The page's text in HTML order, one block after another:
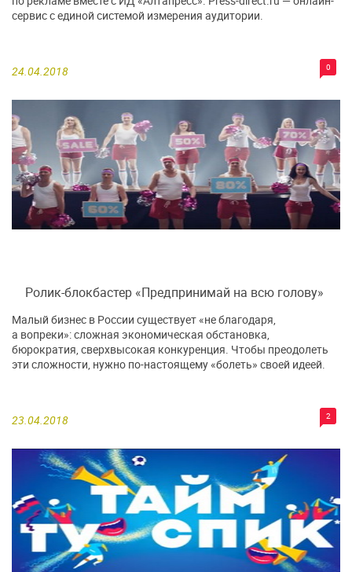
24.04.2018 0
сервис с единой системой измерения аудитории.
Ролик-блокбастер «Предпринимай на всю голову»
23.04.2018 2
Малый бизнес в России существует «не благодаря,
а вопреки»: сложная экономическая обстановка,
бюрократия, сверхвысокая конкуренция. Чтобы преодолеть
эти сложности, нужно по-настоящему «болеть» своей идеей.